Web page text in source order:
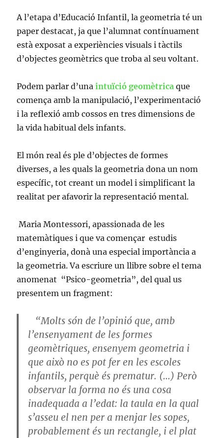
A l’etapa d’Educació Infantil, la geometria té un
paper destacat, ja que l’alumnat contínuament
està exposat a experiències visuals i tàctils
d’objectes geomètrics que troba al seu voltant.
Podem parlar d’una intuïció geomètrica que
comença amb la manipulació, l’experimentació
i la reflexió amb cossos en tres dimensions de
la vida habitual dels infants.
El món real és ple d’objectes de formes
diverses, a les quals la geometria dona un nom
específic, tot creant un model i simplificant la
realitat per afavorir la representació mental.
Maria Montessori, apassionada de les
matemàtiques i que va començar estudis
d’enginyeria, donà una especial importància a
la geometria. Va escriure un llibre sobre el tema
anomenat “Psico-geometria”, del qual us
presentem un fragment:
“Molts són de l’opinió que, amb
l’ensenyament de les formes
geomètriques, ensenyem geometria i
que això no es pot fer en les escoles
infantils, perquè és prematur. (…) Però
observar la forma no és una cosa
inadequada a l’edat: la taula en la qual
s’asseu el nen per a menjar les sopes,
probablement és un rectangle, i el plat